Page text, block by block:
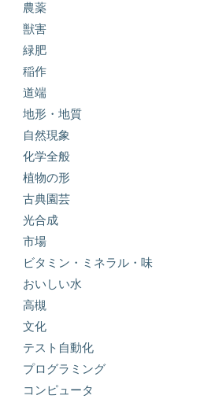
農薬
獣害
緑肥
稲作
道端
地形・地質
自然現象
化学全般
植物の形
古典園芸
光合成
市場
ビタミン・ミネラル・味
おいしい水
高槻
文化
テスト自動化
プログラミング
コンピュータ